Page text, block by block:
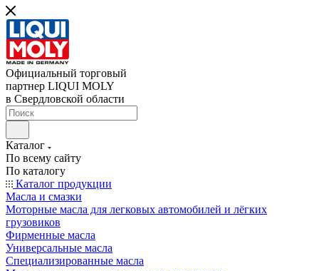
Официальный торговый
партнер LIQUI MOLY
в Свердловской области
Каталог
По всему сайту
По каталогу
Каталог продукции
Масла и смазки
Моторные масла для легковых автомобилей и лёгких
грузовиков
Фирменные масла
Универсальные масла
Специализированные масла